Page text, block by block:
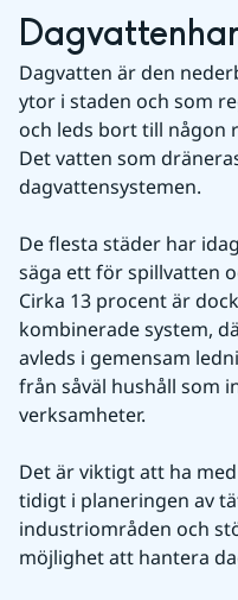
Dagvatten är den
ytor i staden och som
och leds bort till någon
Det vatten som
dagvattensystemen.
De flesta städer har
säga ett för spillvatten
Cirka 13 procent är
kombinerade system,
avleds i gemensam
från såväl hushåll som
verksamheter.
Det är viktigt att ha
tidigt i planeringen av
industriområden och
möjlighet att hantera